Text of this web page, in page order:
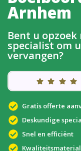
Arnhem
Bent u
specialist om
vervangen?
Gratis offerte
Deskundige
Snel en efficiënt